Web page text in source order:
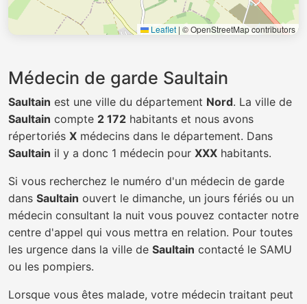
Leaflet | © OpenStreetMap contributors
Médecin de garde Saultain
Saultain est une ville du département Nord. La ville de
Saultain compte 2 172 habitants et nous avons
répertoriés X médecins dans le département. Dans
Saultain il y a donc 1 médecin pour XXX habitants.
Si vous recherchez le numéro d'un médecin de garde
dans Saultain ouvert le dimanche, un jours fériés ou un
médecin consultant la nuit vous pouvez contacter notre
centre d'appel qui vous mettra en relation. Pour toutes
les urgence dans la ville de Saultain contacté le SAMU
ou les pompiers.
Lorsque vous êtes malade, votre médecin traitant peut